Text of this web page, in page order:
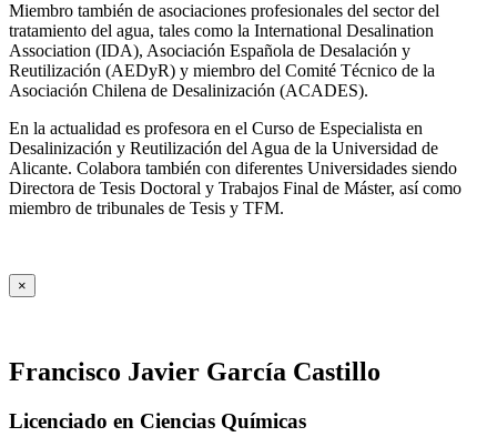
Miembro también de asociaciones profesionales del sector del
tratamiento del agua, tales como la International Desalination
Association (IDA), Asociación Española de Desalación y
Reutilización (AEDyR) y miembro del Comité Técnico de la
Asociación Chilena de Desalinización (ACADES).
En la actualidad es profesora en el Curso de Especialista en
Desalinización y Reutilización del Agua de la Universidad de
Alicante. Colabora también con diferentes Universidades siendo
Directora de Tesis Doctoral y Trabajos Final de Máster, así como
miembro de tribunales de Tesis y TFM.
×
Francisco Javier García Castillo
Licenciado en Ciencias Químicas